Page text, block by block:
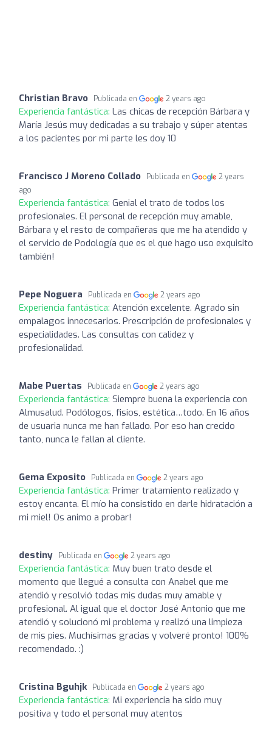
Christian Bravo Publicada en 2 years ago
Experiencia fantástica: Las chicas de recepción Bárbara y
María Jesús muy dedicadas a su trabajo y súper atentas
a los pacientes por mi parte les doy 10
Francisco J Moreno Collado Publicada en
2 years
ago
Experiencia fantástica: Genial el trato de todos los
profesionales. El personal de recepción muy amable,
Bárbara y el resto de compañeras que me ha atendido y
el servicio de Podología que es el que hago uso exquisito
también!
Pepe Noguera Publicada en 2 years ago
Experiencia fantástica: Atención excelente. Agrado sin
empalagos innecesarios. Prescripción de profesionales y
especialidades. Las consultas con calidez y
profesionalidad.
Mabe Puertas Publicada en 2 years ago
Experiencia fantástica: Siempre buena la experiencia con
Almusalud. Podólogos, fisios, estética…todo. En 16 años
de usuaria nunca me han fallado. Por eso han crecido
tanto, nunca le fallan al cliente.
Gema Exposito Publicada en 2 years ago
Experiencia fantástica: Primer tratamiento realizado y
estoy encanta. El mío ha consistido en darle hidratación a
mi miel! Os animo a probar!
destiny Publicada en 2 years ago
Experiencia fantástica: Muy buen trato desde el
momento que llegué a consulta con Anabel que me
atendió y resolvió todas mis dudas muy amable y
profesional. Al igual que el doctor José Antonio que me
atendió y solucionó mi problema y realizó una limpieza
de mis pies. Muchísimas gracias y volveré pronto! 100%
recomendado. :)
Cristina Bguhjk Publicada en 2 years ago
Experiencia fantástica: Mi experiencia ha sido muy
positiva y todo el personal muy atentos